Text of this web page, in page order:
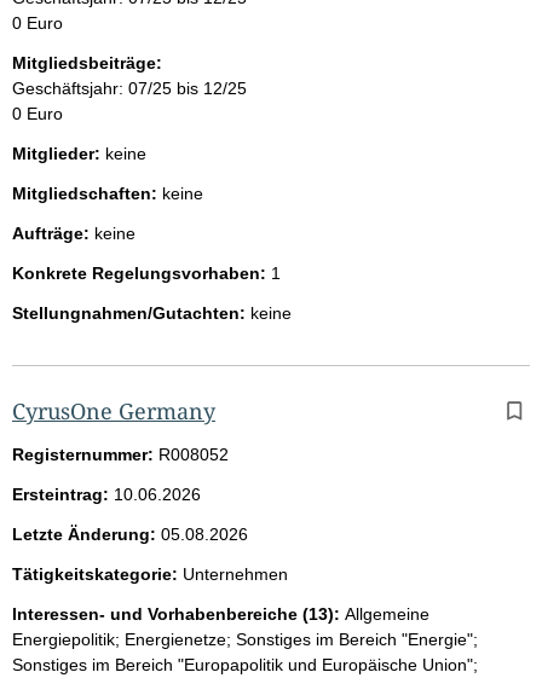
0 Euro
Mitgliedsbeiträge:
Geschäftsjahr: 07/25 bis 12/25
0 Euro
Mitglieder: keine
Mitgliedschaften: keine
Aufträge: keine
Konkrete Regelungsvorhaben: 1
Stellungnahmen/Gutachten: keine
CyrusOne Germany
Registernummer: R008052
Ersteintrag: 10.06.2026
Letzte Änderung: 05.08.2026
Tätigkeitskategorie: Unternehmen
Interessen- und Vorhabenbereiche (13): Allgemeine
Energiepolitik; Energienetze; Sonstiges im Bereich "Energie";
Sonstiges im Bereich "Europapolitik und Europäische Union";